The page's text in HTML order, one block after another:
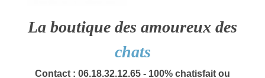
La boutique des amoureux des
chats
Contact : 06.18.32.12.65 - 100% chatisfait ou